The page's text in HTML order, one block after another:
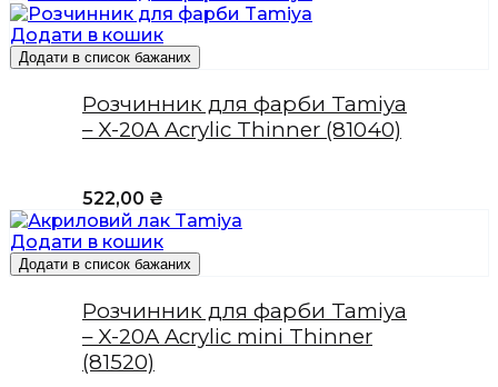
Додати в кошик
Додати в список бажаних
Розчинник для фарби Tamiya
– X-20A Acrylic Thinner (81040)
522,00 ₴
Додати в кошик
Додати в список бажаних
Розчинник для фарби Tamiya
– X-20A Acrylic mini Thinner
(81520)